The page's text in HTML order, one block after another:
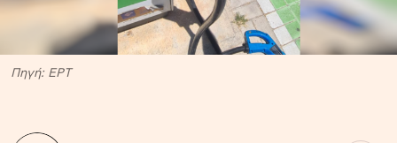
Πηγή: EΡΤ